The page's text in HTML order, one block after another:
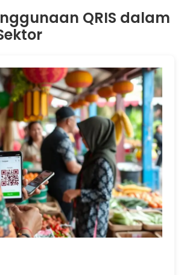
QRIS dalam